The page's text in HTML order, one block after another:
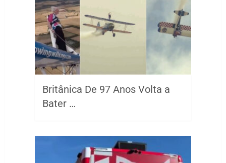
Britânica De 97 Anos Volta a
Bater …